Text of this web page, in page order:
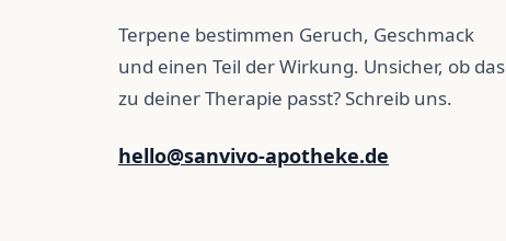
Terpene bestimmen Geruch, Geschmack
und einen Teil der Wirkung. Unsicher, ob das
zu deiner Therapie passt? Schreib uns.
hello@sanvivo-apotheke.de